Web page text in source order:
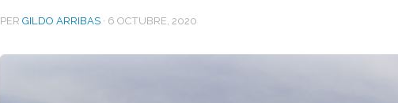
PER GILDO ARRIBAS · 6 OCTUBRE, 2020